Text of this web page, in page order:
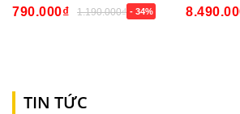
790.000₫ 1.190.000₫ - 34%
TIN TỨC